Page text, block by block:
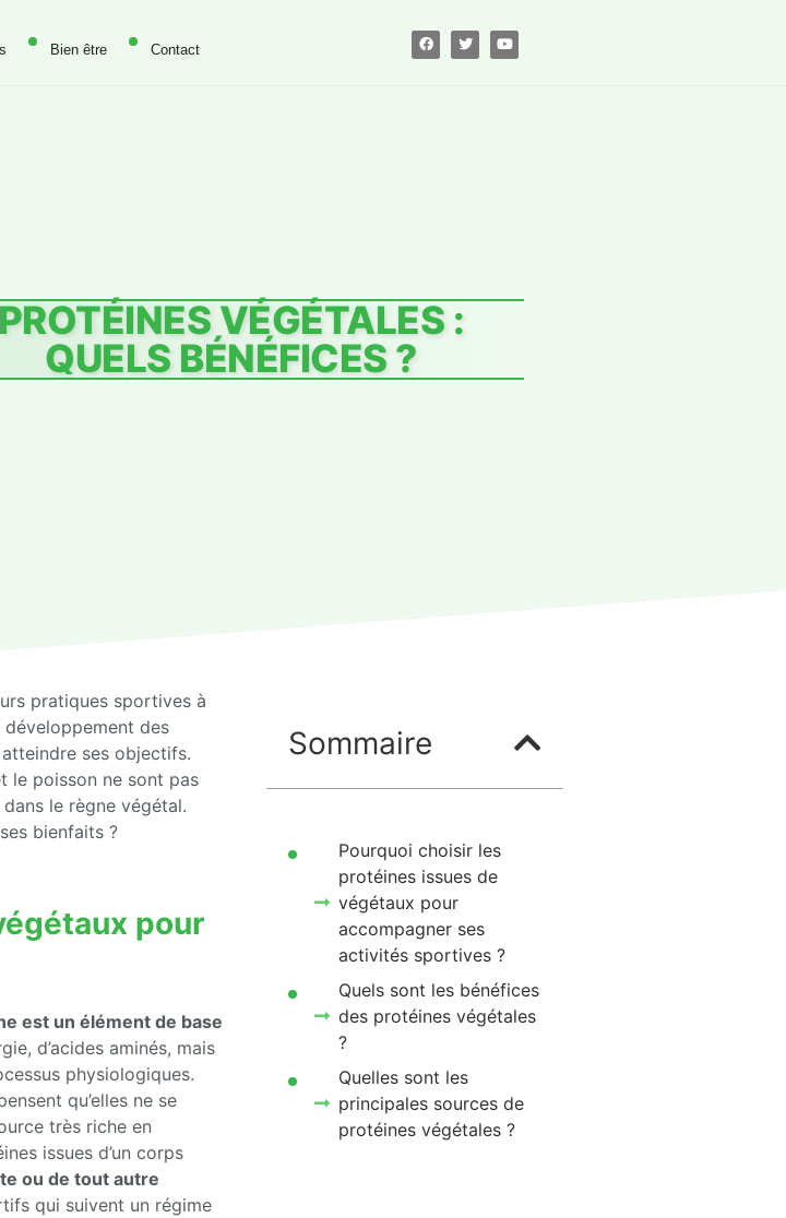
Bien être Contact
PROTÉINES VÉGÉTALES :
QUELS BÉNÉFICES ?
pratiques sportives à
des
ses objectifs.
le poisson ne sont pas
le règne végétal.
bienfaits ?
pour
est un élément de base
d’acides aminés, mais
physiologiques.
qu’elles ne se
très riche en
issues d’un corps
ou de tout autre
qui suivent un régime
Sommaire
Pourquoi choisir les
protéines issues de
végétaux pour
accompagner ses
activités sportives ?
Quels sont les bénéfices
des protéines végétales
?
Quelles sont les
principales sources de
protéines végétales ?